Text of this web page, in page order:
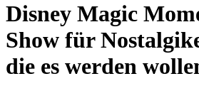
Disney Magic
Show für
die es werden